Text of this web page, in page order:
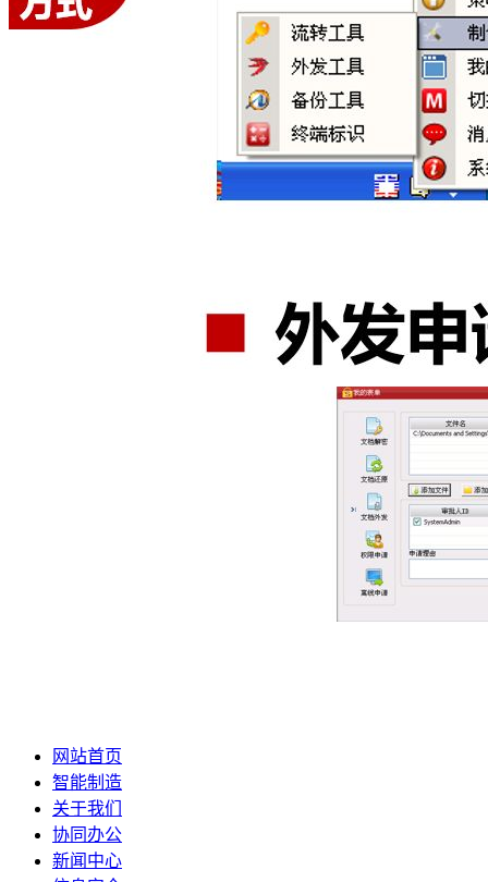
网站首页
智能制造
关于我们
协同办公
新闻中心